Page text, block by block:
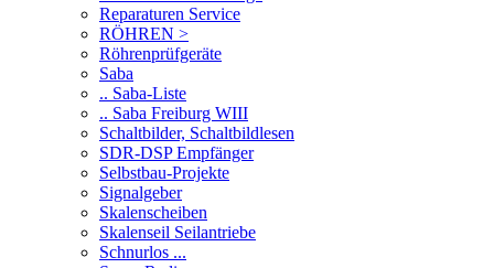
Reparaturen Service
RÖHREN >
Röhrenprüfgeräte
Saba
.. Saba-Liste
.. Saba Freiburg WIII
Schaltbilder, Schaltbildlesen
SDR-DSP Empfänger
Selbstbau-Projekte
Signalgeber
Skalenscheiben
Skalenseil Seilantriebe
Schnurlos ...